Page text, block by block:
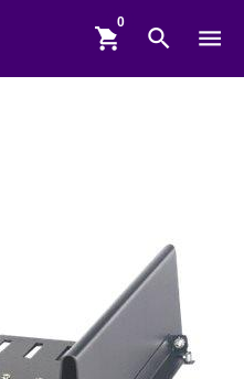
shopping_cart search menu